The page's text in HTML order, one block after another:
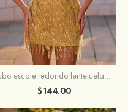
Tubo escote redondo lentejuelas corto vestido para homecoming
$144.00